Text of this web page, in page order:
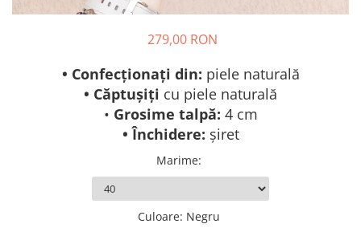
279,00 RON
• Confecționați din: piele naturală
• Căptușiți cu piele naturală
• Grosime talpă: 4 cm
• Închidere: șiret
Marime:
Culoare: Negru